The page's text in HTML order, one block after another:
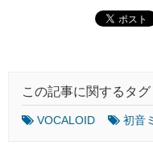
この記事に関するタグ
VOCALOID 初音